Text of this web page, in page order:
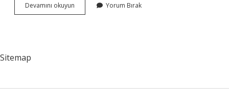
Devamını okuyun
Satildi
Yorum Bırak
Sitemap